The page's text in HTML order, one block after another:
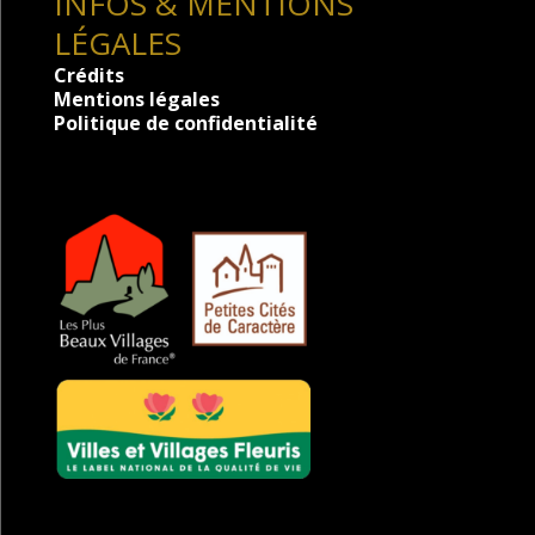
LÉGALES
Crédits
Mentions légales
Politique de confidentialité